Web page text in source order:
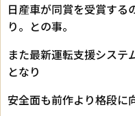
日産車が同賞を受賞する
り。との事。
また最新運転支援システ
となり
安全面も前作より格段に